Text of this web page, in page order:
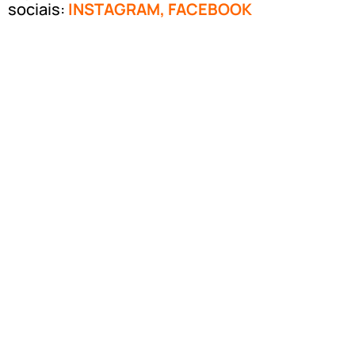
sociais: INSTAGRAM, FACEBOOK